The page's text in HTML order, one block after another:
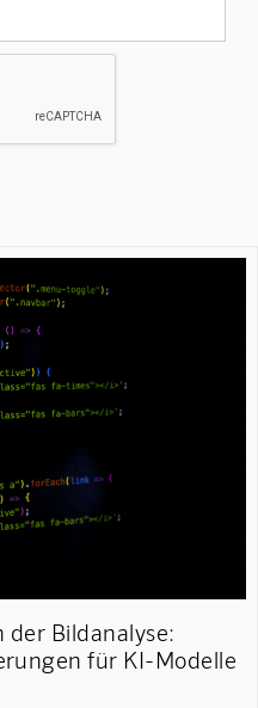
Bildanalyse:
für KI-Modelle